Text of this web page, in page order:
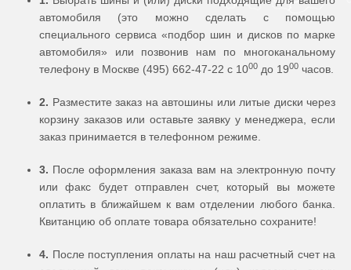
автомобиля (это можно сделать с помощью
специального сервиса «подбор шин и дисков по марке
автомобиля» или позвонив нам по многоканальному
телефону в Москве (495) 662-47-22 с 1000 до 1900 часов.
2. Разместите заказ на автошины или литые диски через
корзину заказов или оставьте заявку у менеджера, если
заказ принимается в телефонном режиме.
3. После оформления заказа вам на электронную почту
или факс будет отправлен счет, который вы можете
оплатить в ближайшем к вам отделении любого банка.
Квитанцию об оплате товара обязательно сохраните!
4. После поступления оплаты на наш расчетный счет на